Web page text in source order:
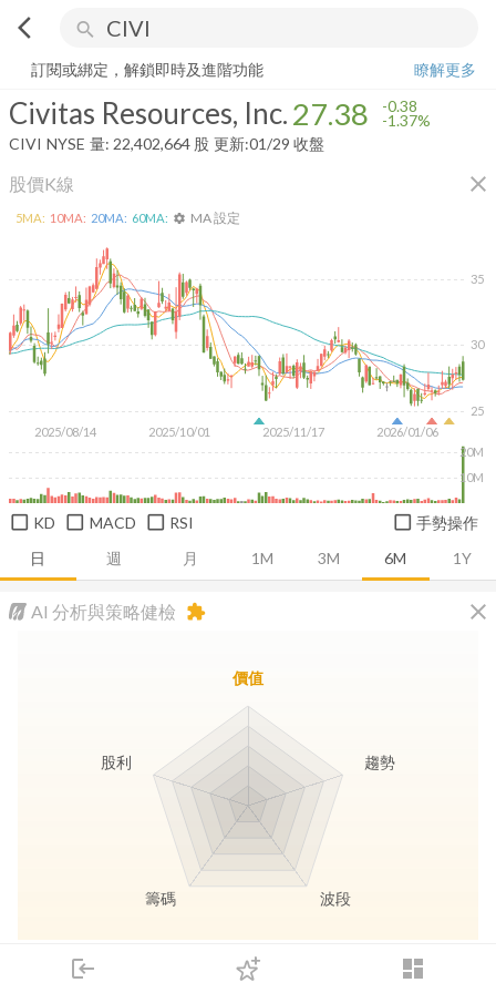
arrow_back_ios search
login dashboard
下單
Civitas Resources, Inc.
訂閱或綁定，解鎖即時及進階功能
瞭解更多
Civitas Resources, Inc.27.38 -0.38
-1.37%
CIVI NYSE 量: 22,402,664 股 更新:01/29 收盤
股價K線 close
日 週 月 1M 3M 6M 1Y
2025/08/14 2025/10/01 2025/11/17 2026/01/06
25
30
35
10M
20M
5MA: 10MA: 20MA: 60MA: settings MA 設定
KD MACD RSI 手勢操作
AI 分析與策略健檢 close
extension
長線價值 存股收息
價值
趨勢
波段
籌碼
股利